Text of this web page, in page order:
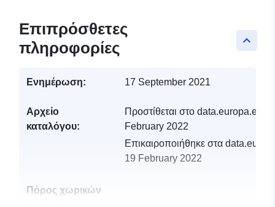
keyboard_arrow_up
Επιπρόσθετες
πληροφορίες
Ενημέρωση: 17 September 2021
Αρχείο
καταλόγου:
Προστίθεται στο data.europa.eu:
February 2022
Επικαιροποιήθηκε στα
19 February 2022
Πόρος χωρικών